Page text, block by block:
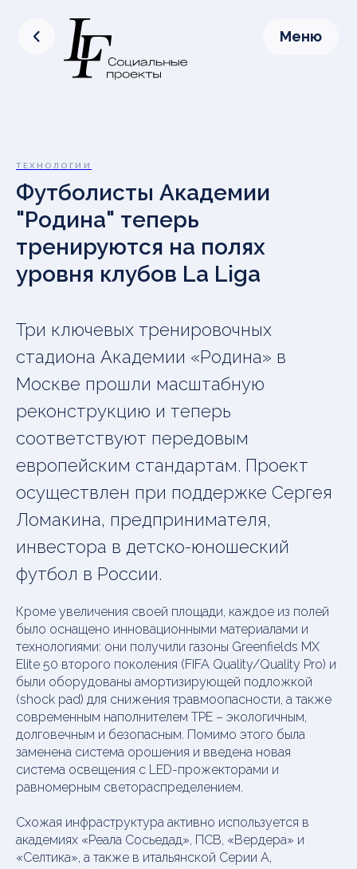
ТЕХНОЛОГИИ
Футболисты Академии
"Родина" теперь
тренируются на полях
уровня клубов La Liga
Три ключевых тренировочных
стадиона Академии «Родина» в
Москве прошли масштабную
реконструкцию и теперь
соответствуют передовым
европейским стандартам. Проект
осуществлен при поддержке Сергея
Ломакина, предпринимателя,
инвестора в детско-юношеский
футбол в России.
Кроме увеличения своей площади, каждое из полей
было оснащено инновационными материалами и
технологиями: они получили газоны Greenfields MX
Elite 50 второго поколения (FIFA Quality/Quality Pro) и
были оборудованы амортизирующей подложкой
(shock pad) для снижения травмоопасности, а также
современным наполнителем TPE – экологичным,
долговечным и безопасным. Помимо этого была
заменена система орошения и введена новая
система освещения с LED-прожекторами и
равномерным светораспределением.
Схожая инфраструктура активно используется в
академиях «Реала Сосьедад», ПСВ, «Вердера» и
«Селтика», а также в итальянской Серии А,